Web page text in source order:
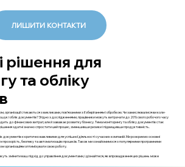
ЛИШИТИ КОНТАКТИ
рішення для
та обліку
стикаються з викликами, пов’язаними з її зберіганням і обробкою. Чи замислювалися ви коли-
і облік документів? Згідно з дослідженнями, працівники можуть витрачати до 20% свого робочого часу
до фінансових витрат, але й заважає розвитку бізнесу. Тема моніторингу та обліку документів стає
здатні значно спростити цей процес, зменшивши ризики і підвищивши продуктивність.
документів є критично важливими для успішної діяльності сучасних компаній. Ми розкриємо основні
прозорість, безпеку та автоматизацію процесів. Також ми ознайомимося з популярними програмними
організаціям оптимізувати свою роботу.
змінити ваш підхід до управління документами, і дізнайтеся, як впровадження цих рішень може